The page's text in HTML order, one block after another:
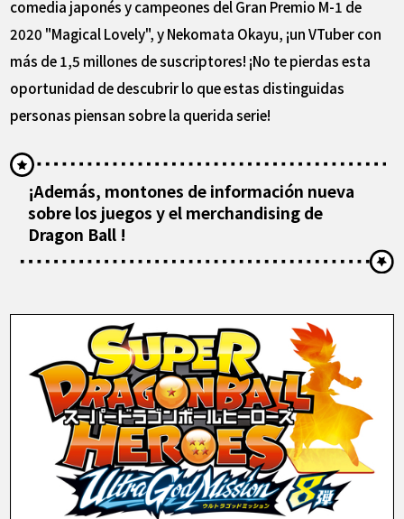
comedia japonés y campeones del Gran Premio M-1 de
2020 "Magical Lovely", y Nekomata Okayu, ¡un VTuber con
más de 1,5 millones de suscriptores! ¡No te pierdas esta
oportunidad de descubrir lo que estas distinguidas
personas piensan sobre la querida serie!
¡Además, montones de información nueva
sobre los juegos y el merchandising de
Dragon Ball !